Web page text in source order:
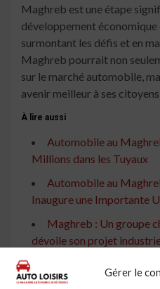
Gérer le
Maghreb est une étape
développement économique
surmontant les défis et en
Maghreb pourrait non
sur le marché automobile,
avenir meilleur à ses
À lire aussi
Automobile au
Millions dans les Tuyaux
Automobile au
Inaugure une Importante
Maghreb : Un groupe
dévoile son projet
production en étude